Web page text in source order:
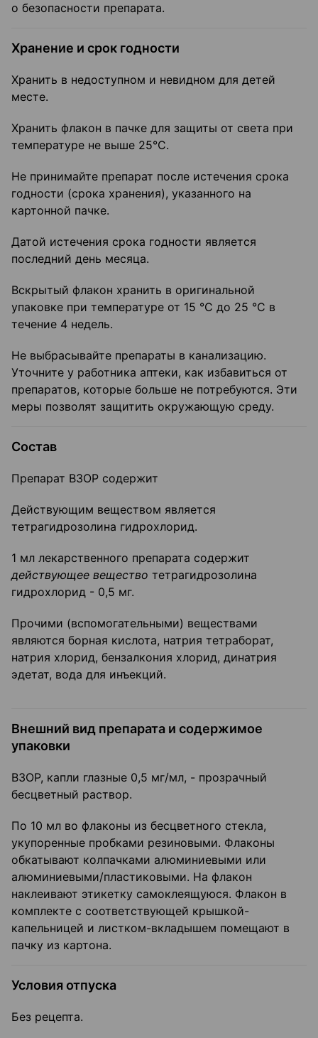
о безопасности препарата.
Хранение и срок годности
Хранить в недоступном и невидном для детей
месте.
Хранить флакон в пачке для защиты от света при
температуре не выше 25°С.
Не принимайте препарат после истечения срока
годности (срока хранения), указанного на
картонной пачке.
Датой истечения срока годности является
последний день месяца.
Вскрытый флакон хранить в оригинальной
упаковке при температуре от 15 °С до 25 °С в
течение 4 недель.
Не выбрасывайте препараты в канализацию.
Уточните у работника аптеки, как избавиться от
препаратов, которые больше не потребуются. Эти
меры позволят защитить окружающую среду.
Состав
Препарат ВЗОР содержит
Действующим веществом является
тетрагидрозолина гидрохлорид.
1 мл лекарственного препарата содержит
действующее вещество тетрагидрозолина
гидрохлорид - 0,5 мг.
Прочими (вспомогательными) веществами
являются борная кислота, натрия тетраборат,
натрия хлорид, бензалкония хлорид, динатрия
эдетат, вода для инъекций.
Внешний вид препарата и содержимое
упаковки
ВЗОР, капли глазные 0,5 мг/мл, - прозрачный
бесцветный раствор.
По 10 мл во флаконы из бесцветного стекла,
укупоренные пробками резиновыми. Флаконы
обкатывают колпачками алюминиевыми или
алюминиевыми/пластиковыми. На флакон
наклеивают этикетку самоклеящуюся. Флакон в
комплекте с соответствующей крышкой-
капельницей и листком-вкладышем помещают в
пачку из картона.
Условия отпуска
Без рецепта.